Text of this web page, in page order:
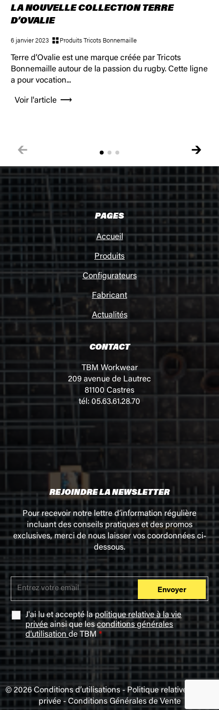
LA NOUVELLE COLLECTION TERRE
D’OVALIE
6 janvier 2023 Produits Tricots Bonnemaille
Terre d’Ovalie est une marque créée par Tricots
Bonnemaille autour de la passion du rugby. Cette ligne
a pour vocation...
Voir l'article
🡰 🡲
PAGES
Accueil
Produits
Configurateurs
Fabricant
Actualités
CONTACT
TBM Workwear
209 avenue de Lautrec
81100 Castres
tél: 05.63.61.28.70
REJOINDRE LA NEWSLETTER
Pour recevoir notre lettre d’information régulière
incluant des conseils pratiques et des promos
exclusives, merci de nous laisser vos coordonnées ci-
dessous.
J'ai lu et accepté lapolitique relative à la vie
privéeainsi que lesconditions générales
d'utilisationde TBM*
© 2026Conditions d’utilisations-Politique relative à la vie
privée- Conditions Générales de Vente